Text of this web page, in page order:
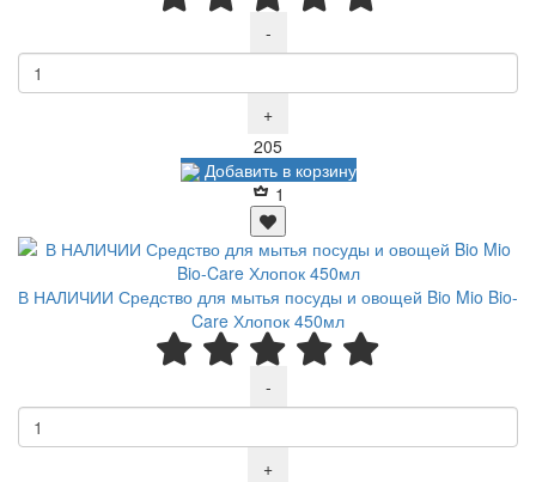
-
+
205Р
Добавить в корзину
1
В НАЛИЧИИ Средство для мытья посуды и овощей Bio Mio Bio-
Care Хлопок 450мл
-
+